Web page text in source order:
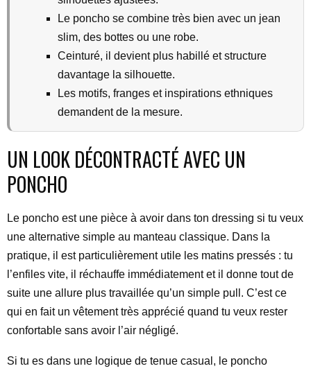
Le poncho se combine très bien avec un jean
slim, des bottes ou une robe.
Ceinturé, il devient plus habillé et structure
davantage la silhouette.
Les motifs, franges et inspirations ethniques
demandent de la mesure.
UN LOOK DÉCONTRACTÉ AVEC UN
PONCHO
Le poncho est une pièce à avoir dans ton dressing si tu veux
une alternative simple au manteau classique. Dans la
pratique, il est particulièrement utile les matins pressés : tu
l’enfiles vite, il réchauffe immédiatement et il donne tout de
suite une allure plus travaillée qu’un simple pull. C’est ce
qui en fait un vêtement très apprécié quand tu veux rester
confortable sans avoir l’air négligé.
Si tu es dans une logique de tenue casual, le poncho